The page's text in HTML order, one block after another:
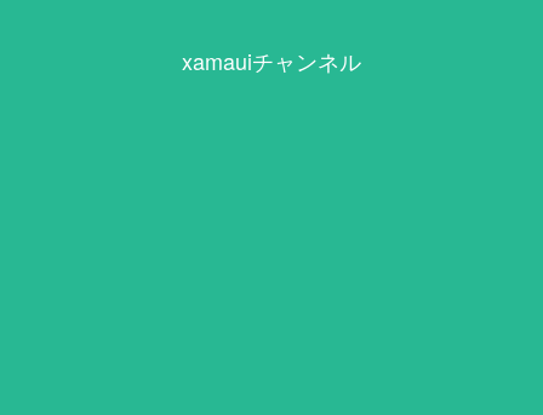
xamauiチャンネル